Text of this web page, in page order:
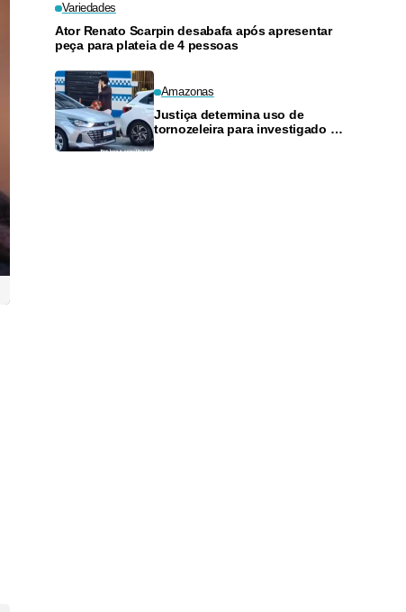
Variedades
Ator Renato Scarpin desabafa após apresentar
peça para plateia de 4 pessoas
Amazonas
Justiça determina uso de
tornozeleira para investigado por